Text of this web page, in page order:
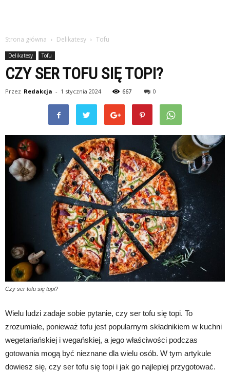
Strona główna Delikatesy Tofu
Delikatesy Tofu
CZY SER TOFU SIĘ TOPI?
Przez Redakcja - 1 stycznia 2024 667 0
Czy ser tofu się topi?
Wielu ludzi zadaje sobie pytanie, czy ser tofu się topi. To
zrozumiałe, ponieważ tofu jest popularnym składnikiem w kuchni
wegetariańskiej i wegańskiej, a jego właściwości podczas
gotowania mogą być nieznane dla wielu osób. W tym artykule
dowiesz się, czy ser tofu się topi i jak go najlepiej przygotować.